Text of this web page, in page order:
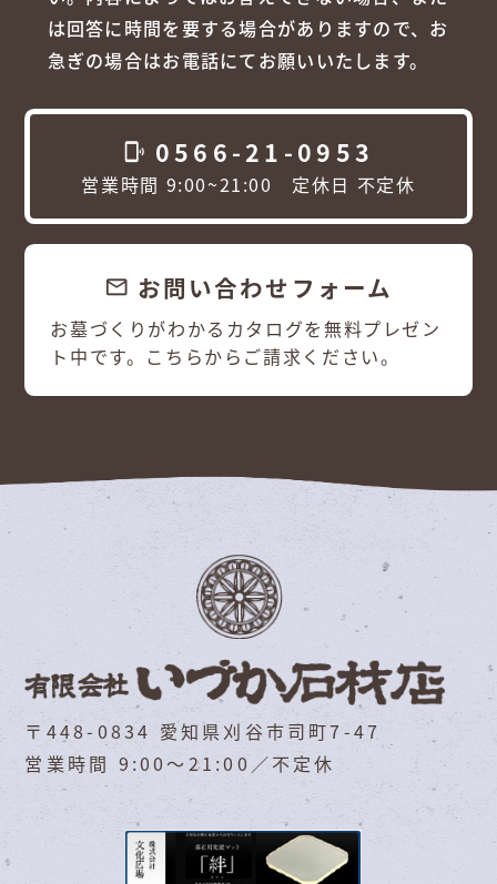
は回答に時間を要する場合がありますので、お
急ぎの場合はお電話にてお願いいたします。
phonelink_ring 0566-21-0953
営業時間 9:00~21:00 定休日 不定休
email お問い合わせフォーム
お墓づくりがわかるカタログを無料プレゼン
ト中です。こちらからご請求ください。
〒448-0834 愛知県刈谷市司町7-47
営業時間 9:00～21:00／不定休